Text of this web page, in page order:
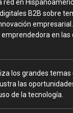
red en
B2B sobre
en las
los grandes temas
las
de la tecnología.